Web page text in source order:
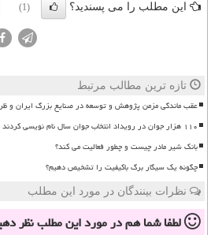
این مطلب را می پسندید؟ (1)
تازه ترین مطالب مرتبط
عقب ماندگی مزمن پژوهش و توسعه در صنایع بزرگ ایران و
۱۱۰ هزار جوان در رویداد انتخاب جوان سال نام نویسی کردند
بانک شیر مادر چیست و چطور فعالیت می کند؟
چگونه یک سیگار برگ باکیفیت را تشخیص دهیم؟
نظرات بینندگان در مورد این مطلب
لطفا شما همدر مورد این مطلبنظر